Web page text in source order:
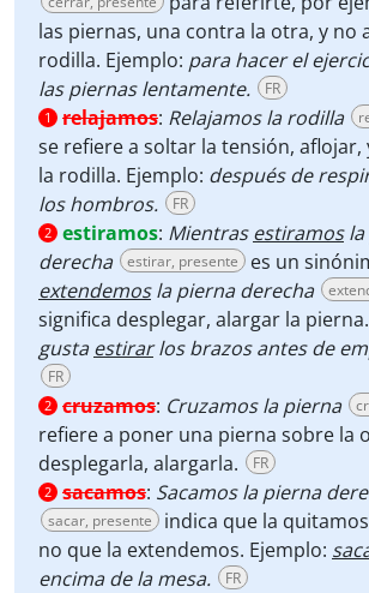
las piernas, una contra la otra, y no
rodilla. Ejemplo: para hacer el
las piernas lentamente.
FR
1 relajamos: Relajamos la rodilla
se refiere a soltar la tensión, aflojar,
la rodilla. Ejemplo: después de
los hombros.
FR
2 estiramos: Mientrasestiramosla
derecha
estirar, presente
es un
extendemosla pierna derecha
significa desplegar, alargar la
gustaestirarlos brazos antes de
FR
2 cruzamos: Cruzamos la pierna
refiere a poner una pierna sobre la
desplegarla, alargarla.
FR
2 sacamos: Sacamos la pierna
sacar, presente
indica que la
no que la extendemos. Ejemplo:
encima de la mesa.
FR